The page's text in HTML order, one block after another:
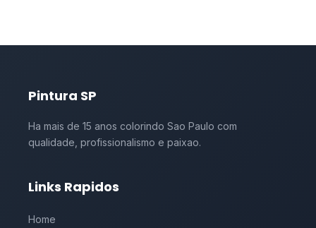
Pintura SP
Ha mais de 15 anos colorindo Sao Paulo com
qualidade, profissionalismo e paixao.
Links Rapidos
Home